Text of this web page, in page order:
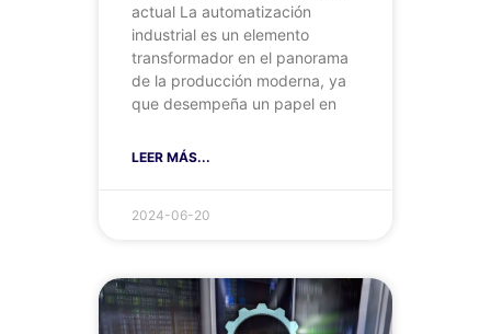
actual La automatización
industrial es un elemento
transformador en el panorama
de la producción moderna, ya
que desempeña un papel en
LEER MÁS...
2024-06-20